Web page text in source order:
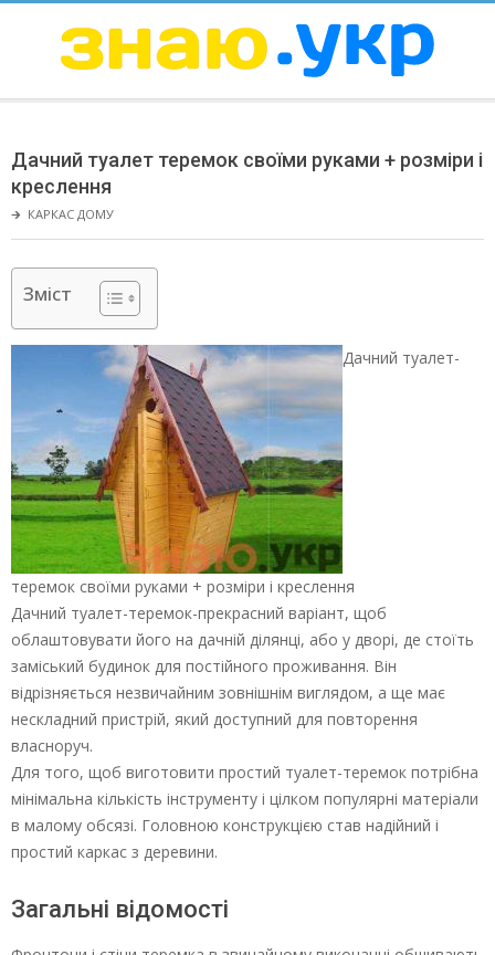
ЗНАЮ
Menu
Дачний туалет теремок своїми руками + розміри і
креслення
🡲 КАРКАС ДОМУ
Зміст
Дачний туалет-
теремок своїми руками + розміри і креслення
Дачний туалет-теремок-прекрасний варіант, щоб
облаштовувати його на дачній ділянці, або у дворі, де стоїть
заміський будинок для постійного проживання. Він
відрізняється незвичайним зовнішнім виглядом, а ще має
нескладний пристрій, який доступний для повторення
власноруч.
Для того, щоб виготовити простий туалет-теремок потрібна
мінімальна кількість інструменту і цілком популярні матеріали
в малому обсязі. Головною конструкцією став надійний і
простий каркас з деревини.
Загальні відомості